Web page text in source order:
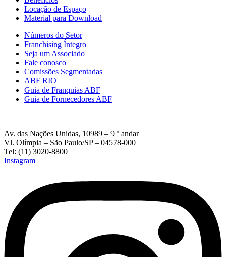
Locação de Espaço
Material para Download
Números do Setor
Franchising Íntegro
Seja um Associado
Fale conosco
Comissões Segmentadas
ABF RIO
Guia de Franquias ABF
Guia de Fornecedores ABF
Av. das Nações Unidas, 10989 – 9 º andar
Vl. Olímpia – São Paulo/SP – 04578-000
Tel: (11) 3020-8800
Instagram